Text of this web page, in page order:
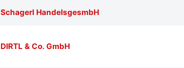
Schagerl HandelsgesmbH
DIRTL & Co. GmbH